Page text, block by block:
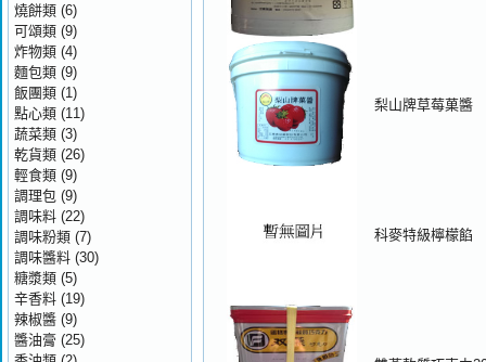
梨山牌草莓菓醬
科麥特級檸檬餡
燒餅類 (6)
可頌類 (9)
炸物類 (4)
麵包類 (9)
飯團類 (1)
點心類 (11)
蔬菜類 (3)
乾貨類 (26)
輕食類 (9)
調理包 (9)
調味料 (22)
調味粉類 (7)
調味醬料 (30)
糖漿類 (5)
辛香料 (19)
辣椒醬 (9)
醬油膏 (25)